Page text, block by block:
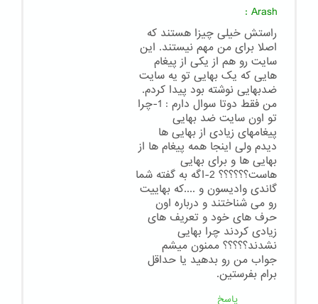
Arash
:
راستش خیلی چیزا هستند که
اصلا برای من مهم نیستند. این
سایت رو هم از یکی از پیغام
هایی که یک بهایی تو یه سایت
ضدبهایی نوشته بود پیدا کردم.
من فقط دوتا سوال دارم : 1-چرا
تو اون سایت ضد بهایی
پیغامهای زیادی از بهایی ها
دیدم ولی اینجا همه پیغام ها از
بهایی ها و برای بهایی
هاست؟؟؟؟؟؟ 2-اگه به گفته شما
گاندی وادیسون و ....که بهاییت
رو می شناختند و درباره اون
حرف های خود و تعریف های
زیادی کردند چرا بهایی
نشدند؟؟؟؟؟ ممنون میشم
جواب من رو بدهید یا حداقل
برام بفرستین.
پاسخ